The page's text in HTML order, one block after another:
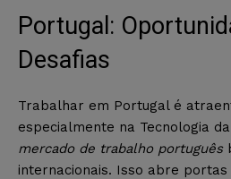
Portugal:
Desafias
Trabalhar em Portugal é
especialmente na Tecnologia
mercado de trabalho português
internacionais. Isso abre